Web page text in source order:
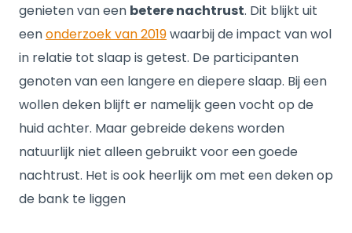
genieten van een betere nachtrust. Dit blijkt uit
eenonderzoek van 2019waarbij de impact van wol
in relatie tot slaap is getest. De participanten
genoten van een langere en diepere slaap. Bij een
wollen deken blijft er namelijk geen vocht op de
huid achter. Maar gebreide dekens worden
natuurlijk niet alleen gebruikt voor een goede
nachtrust. Het is ook heerlijk om met een deken op
de bank te liggen